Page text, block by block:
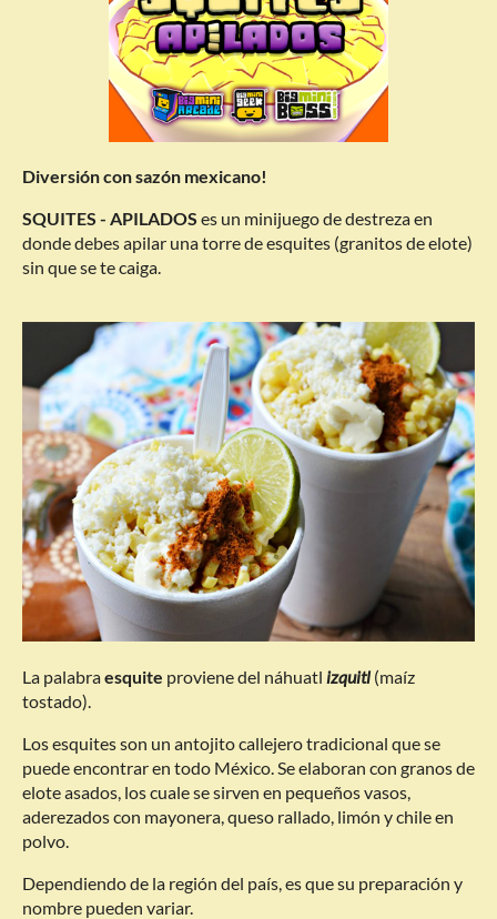
Diversión con sazón mexicano!
SQUITES - APILADOS es un minijuego de destreza en
donde debes apilar una torre de esquites (granitos de elote)
sin que se te caiga.
La palabraesquite proviene del náhuatl izquitl(maíz
tostado).
Los esquites son un antojito callejero tradicional que se
puede encontrar en todo México. Se elaboran con granos de
elote asados, los cuale se sirven en pequeños vasos,
aderezados con mayonera, queso rallado, limón y chile en
polvo.
Dependiendo de la región del país, es que su preparación y
nombre pueden variar.